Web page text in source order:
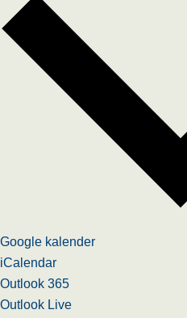
Google kalender
iCalendar
Outlook 365
Outlook Live